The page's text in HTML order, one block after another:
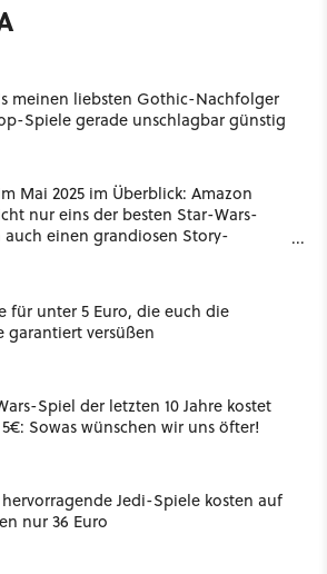
meinen liebsten Gothic-Nachfolger
Spiele gerade unschlagbar günstig
Mai 2025 im Überblick: Amazon
nur eins der besten Star-Wars-
auch einen grandiosen Story-
für unter 5 Euro, die euch die
garantiert versüßen
Spiel der letzten 10 Jahre kostet
Sowas wünschen wir uns öfter!
hervorragende Jedi-Spiele kosten auf
nur 36 Euro